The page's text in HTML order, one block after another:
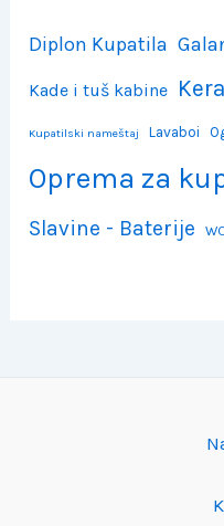
Diplon Kupatila
Kade i tuš kabine
Kupatilski nameštaj Lavaboi
Oprema za
Slavine - Baterije